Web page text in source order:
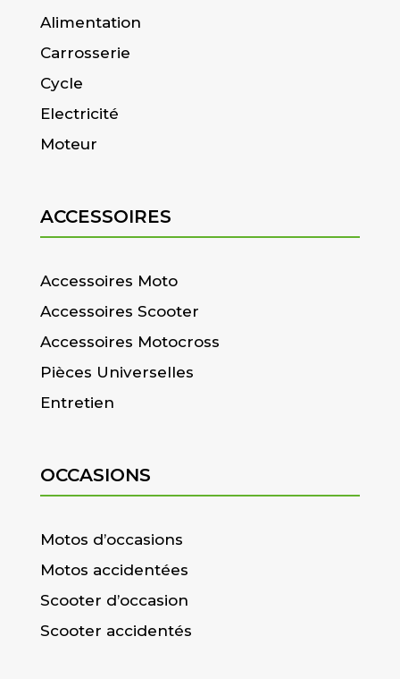
Alimentation
Carrosserie
Cycle
Electricité
Moteur
ACCESSOIRES
Accessoires Moto
Accessoires Scooter
Accessoires Motocross
Pièces Universelles
Entretien
OCCASIONS
Motos d’occasions
Motos accidentées
Scooter d’occasion
Scooter accidentés